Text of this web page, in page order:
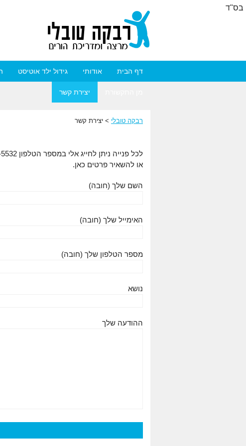
בס"ד
דף הבית אודותי גידול ילד אוטיסט
יצירת קשר
רבקה טובלי > יצירת קשר
לכל פנייה ניתן לחייג אלי במספר הטלפון 050-833-5532
או להשאיר פרטים כאן.
השם שלך (חובה)
האימייל שלך (חובה)
מספר הטלפון שלך (חובה)
נושא
ההודעה שלך